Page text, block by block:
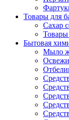
Товары для
Сахар
Товары
Бытовая
Мыло